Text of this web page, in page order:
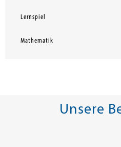
Lernspiel
Mathematik
Unsere